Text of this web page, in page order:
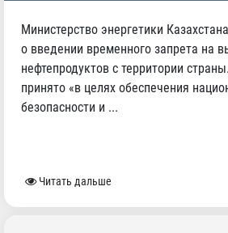
Министерство энергетики
о введении временного запрета на
нефтепродуктов с территории
принято «в целях обеспечения
безопасности и ...
Читать дальше